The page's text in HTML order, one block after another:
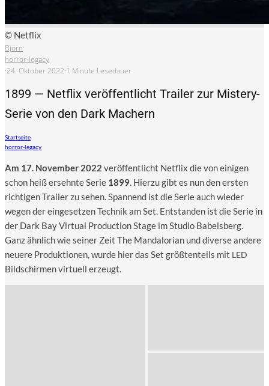
© Netflix
Björn·
horror-legacy
·24. Oktober 2022·1 Minute Lesedauer
1899 — Netflix veröffentlicht Trailer zur Mistery-
Serie von den Dark Machern
Startseite
horror-legacy
Am 17. Novem­ber 2022 ver­öf­fent­licht Net­flix die von eini­gen
schon heiß ersehn­te Serie 1899. Hier­zu gibt es nun den ers­ten
rich­ti­gen Trai­ler zu sehen. Span­nend ist die Serie auch wie­der
wegen der ein­ge­set­zen Tech­nik am Set. Ent­stan­den ist die Serie in
der Dark Bay Vir­tu­al Pro­duc­tion Stage im Stu­dio Babels­berg.
Ganz ähn­lich wie sei­ner Zeit The Man­dalo­ri­an und diver­se ande­re
neue­re Pro­duk­tio­nen, wur­de hier das Set größ­ten­teils mit LED
Bild­schir­men vir­tu­ell erzeugt.